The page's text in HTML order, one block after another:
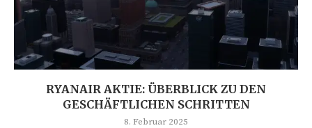
RYANAIR AKTIE: ÜBERBLICK ZU DEN
GESCHÄFTLICHEN SCHRITTEN
8. Februar 2025